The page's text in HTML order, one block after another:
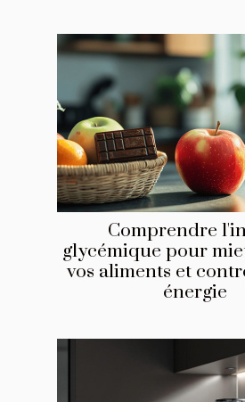
Comprendre
glycémique pour
vos aliments et
énergie